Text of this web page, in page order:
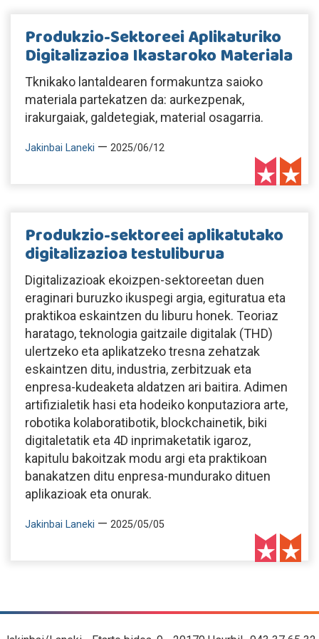
Produkzio-Sektoreei Aplikaturiko
Digitalizazioa Ikastaroko Materiala
Tknikako lantaldearen formakuntza saioko
materiala partekatzen da: aurkezpenak,
irakurgaiak, galdetegiak, material osagarria.
Jakinbai Laneki — 2025/06/12
Produkzio-sektoreei aplikatutako
digitalizazioa testuliburua
Digitalizazioak ekoizpen-sektoreetan duen
eraginari buruzko ikuspegi argia, egituratua eta
praktikoa eskaintzen du liburu honek. Teoriaz
haratago, teknologia gaitzaile digitalak (THD)
ulertzeko eta aplikatzeko tresna zehatzak
eskaintzen ditu, industria, zerbitzuak eta
enpresa-kudeaketa aldatzen ari baitira. Adimen
artifizialetik hasi eta hodeiko konputaziora arte,
robotika kolaboratibotik, blockchainetik, biki
digitaletatik eta 4D inprimaketatik igaroz,
kapitulu bakoitzak modu argi eta praktikoan
banakatzen ditu enpresa-mundurako dituen
aplikazioak eta onurak.
Jakinbai Laneki — 2025/05/05